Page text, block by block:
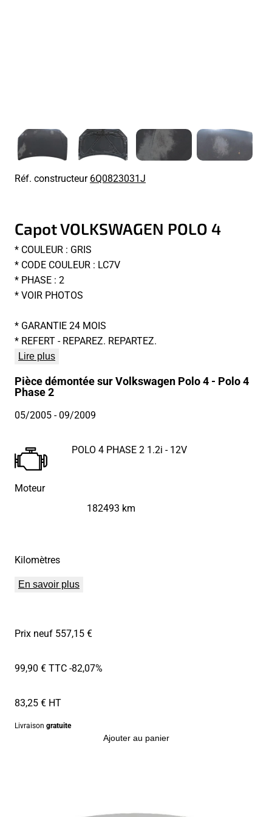
Réf. constructeur6Q0823031J
Capot VOLKSWAGEN POLO 4
* COULEUR : GRIS
* CODE COULEUR : LC7V
* PHASE : 2
* VOIR PHOTOS
* GARANTIE 24 MOIS
* REFERT - REPAREZ. REPARTEZ.
Lire plus
Pièce démontée sur Volkswagen Polo 4 - Polo 4
Phase 2
05/2005- 09/2009
Moteur
POLO 4 PHASE 2 1.2i - 12V
Kilomètres
182493 km
En savoir plus
Prix neuf 557,15 €
99,90 € TTC-82,07%
83,25 € HT
Livraison gratuite
Ajouter au panier